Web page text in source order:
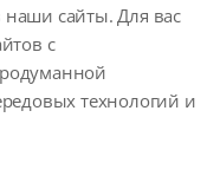
сайты. Для вас
с
технологий и